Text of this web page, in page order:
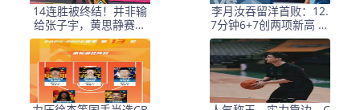
14连胜被终结！并非输
给张子宇，黄思静赛后
总结
李月汝吞留洋首败：12.
7分钟6+7创两项新高 难
阻3分惜败